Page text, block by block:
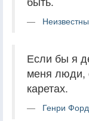
Если бы я
меня люди,
каретах.
Генри